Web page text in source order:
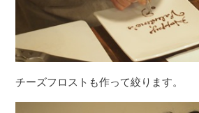
チーズフロストも作って絞ります。